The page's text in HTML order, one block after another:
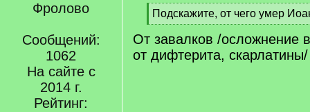
Фролово
Сообщений:
1062
На сайте с
2014 г.
Рейтинг:
[
q
Подскажите, от чего умер
[
q
]
От завалков /осложнение
от дифтерита, скарлатины/